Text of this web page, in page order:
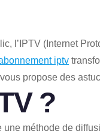
l’IPTV (Internet
iptv
propose des
?
une méthode de